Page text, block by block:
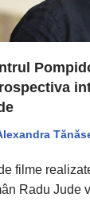
filme
Radu Jude